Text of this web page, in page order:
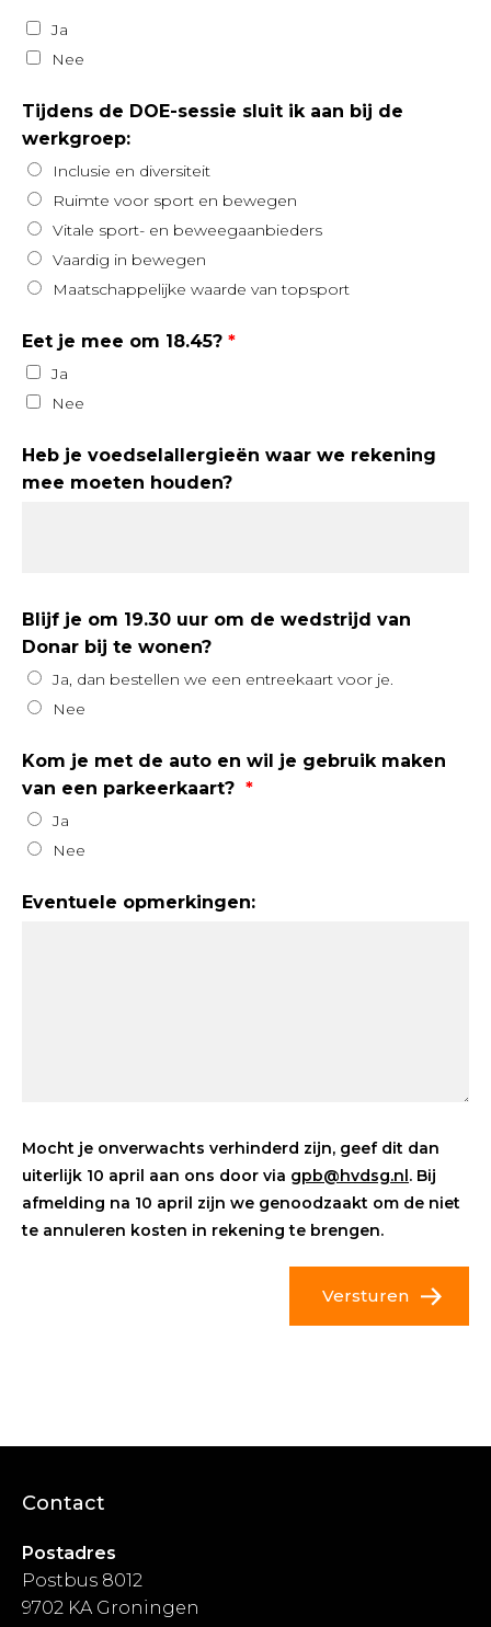
Ja
Nee
Tijdens de DOE-sessie sluit ik aan bij de
werkgroep:
Inclusie en diversiteit
Ruimte voor sport en bewegen
Vitale sport- en beweegaanbieders
Vaardig in bewegen
Maatschappelijke waarde van topsport
Eet je mee om 18.45?
Ja
Nee
Heb je voedselallergieën waar we rekening
mee moeten houden?
Blijf je om 19.30 uur om de wedstrijd van
Donar bij te wonen?
Ja, dan bestellen we een entreekaart voor je.
Nee
Kom je met de auto en wil je gebruik maken
van een parkeerkaart?
Ja
Nee
Eventuele opmerkingen:
Mocht je onverwachts verhinderd zijn, geef dit dan
uiterlijk 10 april aan ons door via gpb@hvdsg.nl. Bij
afmelding na 10 april zijn we genoodzaakt om de niet
te annuleren kosten in rekening te brengen.
Versturen
Contact
Postadres
Postbus 8012
9702 KA Groningen